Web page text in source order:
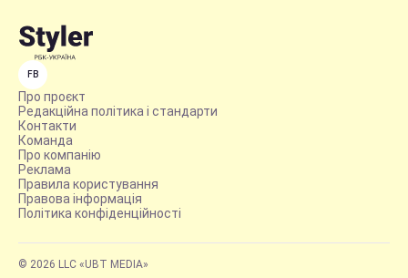
FB
Про проєкт
Редакційна політика і стандарти
Контакти
Команда
Про компанію
Реклама
Правила користування
Правова інформація
Політика конфіденційності
© 2026 LLC «UBT MEDIA»